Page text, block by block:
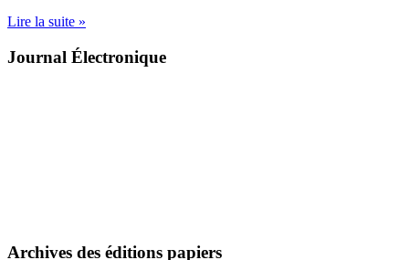
Lire la suite »
Journal Électronique
Archives des éditions papiers